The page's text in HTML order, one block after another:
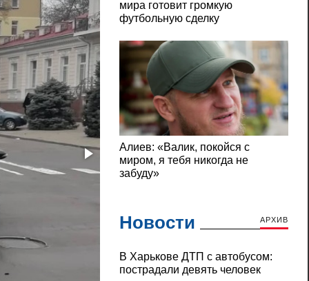
Новости АРХИВ
В Харькове ДТП с автобусом:
пострадали девять человек